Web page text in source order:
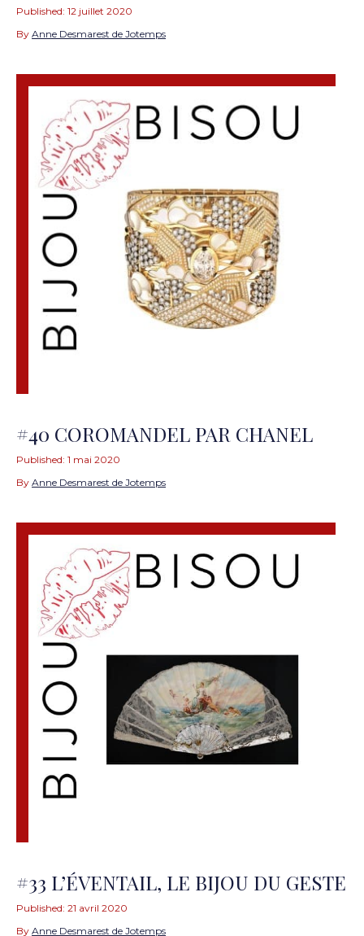
Published: 12 juillet 2020
By Anne Desmarest de Jotemps
#40 COROMANDEL PAR CHANEL
Published: 1 mai 2020
By Anne Desmarest de Jotemps
#33 L’ÉVENTAIL, LE BIJOU DU GESTE
Published: 21 avril 2020
By Anne Desmarest de Jotemps